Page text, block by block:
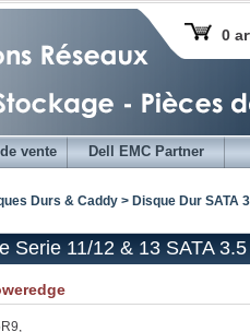
0
vente Dell EMC Partner
Durs & Caddy > Disque Dur SATA
Serie 11/12 & 13 SATA